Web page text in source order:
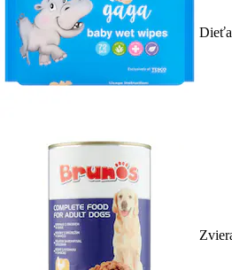
Dieťa